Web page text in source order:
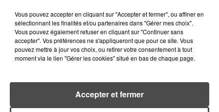
LA RÉDACTION
RCA
Voir toute l'équipe RCA
Journaliste
Vous pouvez accepter en cliquant sur "Accepter et fermer", ou affiner en
sélectionnant les finalités et/ou partenaires dans "Gérer mes choix".
Vous pouvez également refuser en cliquant sur "Continuer sans
accepter". Vos préférences ne s'appliqueront que pour ce site. Vous
pouvez mettre à jour vos choix, ou retirer votre consentement à tout
moment via le lien "Gérer les cookies" situé en bas de chaque page.
Accepter et fermer